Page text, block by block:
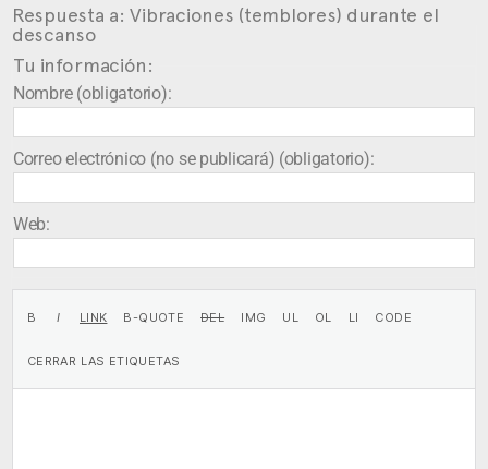
Respuesta a: Vibraciones (temblores) durante el
descanso
Tu información:
Nombre (obligatorio):
Correo electrónico (no se publicará) (obligatorio):
Web: